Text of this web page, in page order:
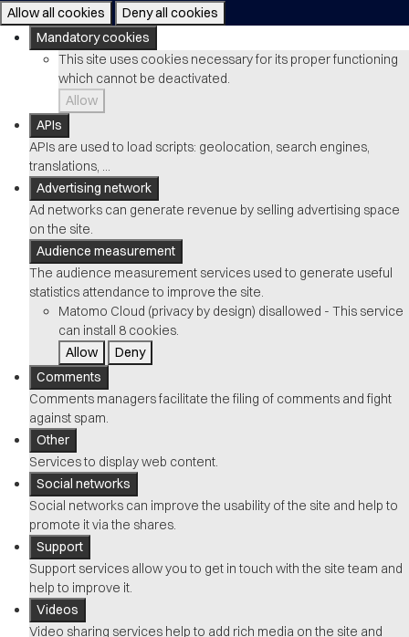
Allow all cookies
Deny all cookies
Mandatory cookies
This site uses cookies necessary for its proper functioning
which cannot be deactivated.
Allow
APIs
APIs are used to load scripts: geolocation, search engines,
translations, ...
Advertising network
Ad networks can generate revenue by selling advertising space
on the site.
Audience measurement
The audience measurement services used to generate useful
statistics attendance to improve the site.
Matomo Cloud (privacy by design) disallowed - This service
can install 8 cookies.
Allow
Deny
Comments
Comments managers facilitate the filing of comments and fight
against spam.
Other
Services to display web content.
Social networks
Social networks can improve the usability of the site and help to
promote it via the shares.
Support
Support services allow you to get in touch with the site team and
help to improve it.
Videos
Video sharing services help to add rich media on the site and